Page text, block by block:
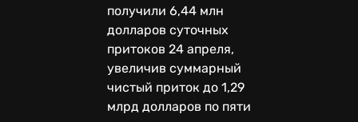
получили 6,44 млн
долларов суточных
притоков 24 апреля,
увеличив суммарный
чистый приток до 1,29
млрд долларов по пяти